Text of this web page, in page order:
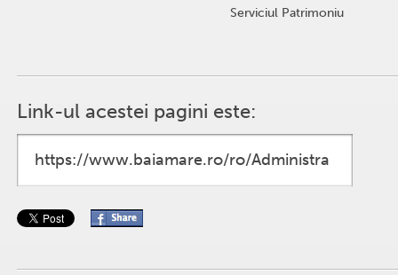
Serviciul Patrimoniu
Link-ul acestei pagini este: